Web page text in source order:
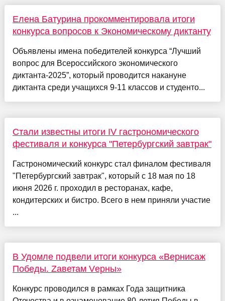
Елена Батурина прокомментировала итоги
конкурса вопросов к Экономическому диктанту
Объявлены имена победителей конкурса “Лучший
вопрос для Всероссийского экономического
диктанта-2025”, который проводится накануне
диктанта среди учащихся 9-11 классов и студенто...
Стали известны итоги IV гастрономического
фестиваля и конкурса "Петербургский завтрак"
Гастрономический конкурс стал финалом фестиваля
"Петербургский завтрак", который с 18 мая по 18
июня 2026 г. проходил в ресторанах, кафе,
кондитерских и бистро. Всего в нем приняли участие
...
В Удомле подвели итоги конкурса «Вернисаж
Победы. Zаветам Vерны»
Конкурс проводился в рамках Года защитника